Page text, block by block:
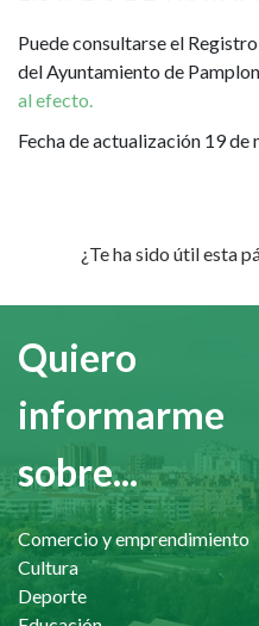
Puede consultarse el
del Ayuntamiento de
al efecto.
Fecha de actualización 19 de
¿Te ha sido útil esta
Quiero
informarme
sobre...
Comercio y emprendimiento
Cultura
Deporte